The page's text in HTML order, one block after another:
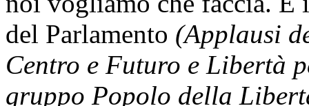
del Parlamento (Applausi
Centro e Futuro e Libertà
gruppo Popolo della